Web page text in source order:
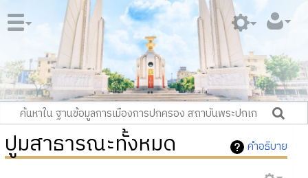
คำอธิบาย
ปูมสาธารณะทั้งหมด